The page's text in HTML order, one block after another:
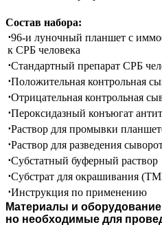
Состав набора:
⋅96-и луночный планшет с
к СРБ человека
⋅Стандартный препарат СРБ
⋅Положительная контрольная
⋅Отрицательная контрольная
⋅Пероксидазный конъюгат
⋅Раствор для промывки
⋅Раствор для разведения
⋅Субстатный буферный раствор
⋅Субстрат для окрашивания
⋅Инструкция по применению
Материалы и
но необходимые для